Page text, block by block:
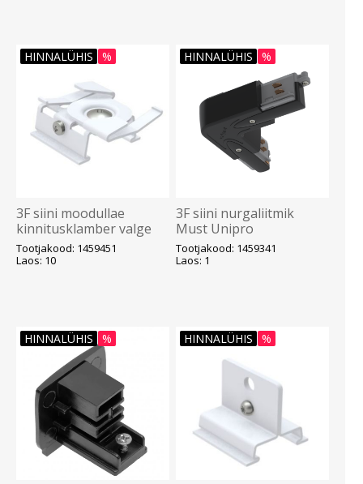
HINNALÜHIS %
3F siini moodullae
kinnitusklamber valge
Unipro
Tootjakood: 1459451
Laos: 10
HINNALÜHIS %
3F siini nurgaliitmik
Must Unipro
Tootjakood: 1459341
Laos: 1
HINNALÜHIS % HINNALÜHIS %